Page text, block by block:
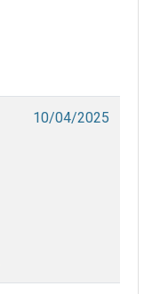
10/04/2025